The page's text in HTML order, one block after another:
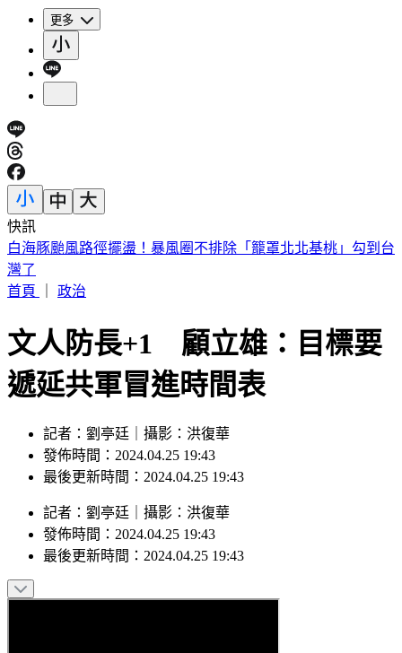
更多
快訊
吳子嘉突預言！點名藍營1大咖「早晚被抓進去關」 曝綠營
想法
首頁
政治
文人防長+1 顧立雄：目標要
遞延共軍冒進時間表
記者：劉亭廷｜攝影：洪復華
發佈時間：2024.04.25 19:43
最後更新時間：2024.04.25 19:43
記者 ： 劉亭廷 攝影 ： 洪復華
發佈時間： 2024.04.25 19:43
最後更新時間： 2024.04.25 19:43